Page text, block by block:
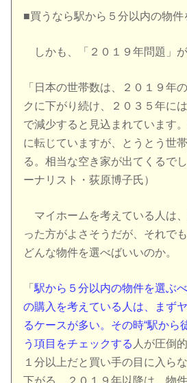
■買うなら駅から５分以内の物件
しかも、「２０１９年問題」が
「日本の世帯数は、２０１９年
クに下がり続け、２０３５年に
で減少すると見込まれています
に転じていますが、とうとう世
る。相当な空き家が出てくるで
ーナリスト・荻原博子氏）
マイホームを考えている人は
った方がよさそうだが、それで
どんな物件を選べばいいのか。
「駅から５分以内の物件を選ぶ
の購入を考えている人は、まず
るケースが多い。その時“駅から
う項目をチェックする 人が圧倒
１分以上だと買い手の目に入ら
下がる。２０１９年以降は、物